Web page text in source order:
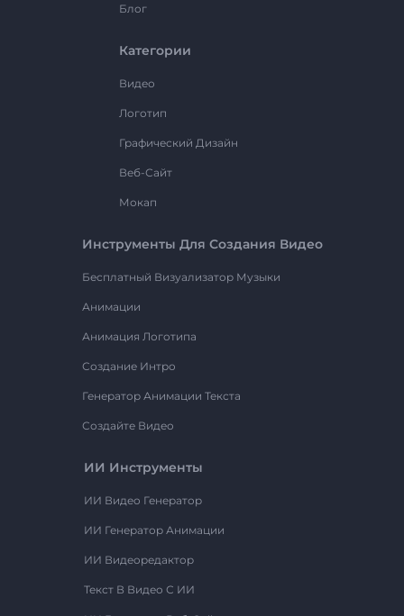
Блог
Категории
Видео
Логотип
Графический Дизайн
Веб-Сайт
Мокап
Инструменты Для Создания Видео
Бесплатный Визуализатор Музыки
Анимации
Анимация Логотипа
Создание Интро
Генератор Анимации Текста
Создайте Видео
ИИ Инструменты
ИИ Видео Генератор
ИИ Генератор Анимации
ИИ Видеоредактор
Текст В Видео С ИИ